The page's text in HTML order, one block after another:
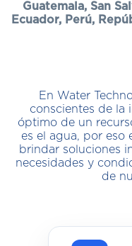
Guatemala, San
Ecuador, Perú,
En Water
conscientes de la
óptimo de un
es el agua, por eso
brindar soluciones
necesidades y
de